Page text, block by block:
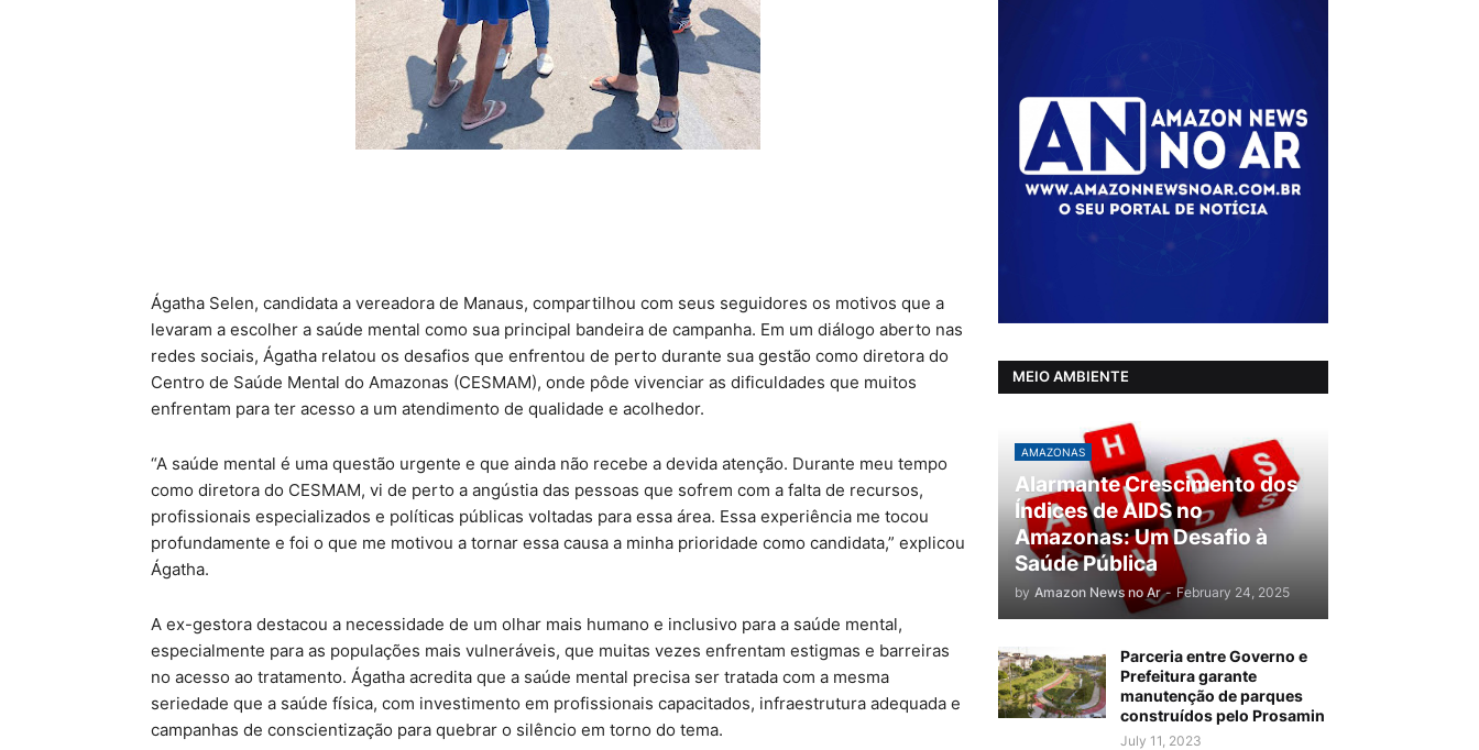
Ágatha Selen, candidata a vereadora de Manaus, compartilhou com seus seguidores os motivos que a
levaram a escolher a saúde mental como sua principal bandeira de campanha. Em um diálogo aberto nas
redes sociais, Ágatha relatou os desafios que enfrentou de perto durante sua gestão como diretora do
Centro de Saúde Mental do Amazonas (CESMAM), onde pôde vivenciar as dificuldades que muitos
enfrentam para ter acesso a um atendimento de qualidade e acolhedor.
“A saúde mental é uma questão urgente e que ainda não recebe a devida atenção. Durante meu tempo
como diretora do CESMAM, vi de perto a angústia das pessoas que sofrem com a falta de recursos,
profissionais especializados e políticas públicas voltadas para essa área. Essa experiência me tocou
profundamente e foi o que me motivou a tornar essa causa a minha prioridade como candidata,” explicou
Ágatha.
A ex-gestora destacou a necessidade de um olhar mais humano e inclusivo para a saúde mental,
especialmente para as populações mais vulneráveis, que muitas vezes enfrentam estigmas e barreiras
no acesso ao tratamento. Ágatha acredita que a saúde mental precisa ser tratada com a mesma
seriedade que a saúde física, com investimento em profissionais capacitados, infraestrutura adequada e
campanhas de conscientização para quebrar o silêncio em torno do tema.
MEIO AMBIENTE
AMAZONAS
Alarmante Crescimento dos
Índices de AIDS no
Amazonas: Um Desafio à
Saúde Pública
by Amazon News no Ar - February 24, 2025
Parceria entre Governo e
Prefeitura garante
manutenção de parques
construídos pelo Prosamin
July 11, 2023